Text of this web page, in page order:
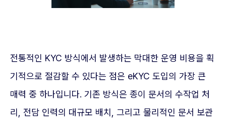
전통적인 KYC 방식에서 발생하는 막대한 운영 비용을 획
기적으로 절감할 수 있다는 점은 eKYC 도입의 가장 큰
매력 중 하나입니다. 기존 방식은 종이 문서의 수작업 처
리, 전담 인력의 대규모 배치, 그리고 물리적인 문서 보관